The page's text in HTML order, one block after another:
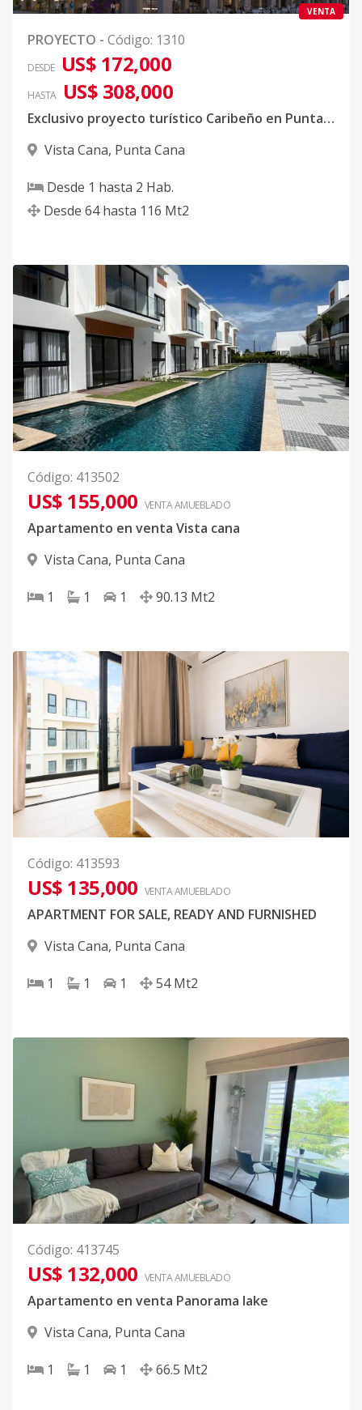
VENTA
PROYECTO - Código: 1310
DESDE US$ 172,000
HASTA US$ 308,000
Exclusivo proyecto turístico Caribeño en Punta Cana
Vista Cana, Punta Cana
Desde 1 hasta 2 Hab.
Desde 64 hasta 116 Mt2
Código: 413502
US$ 155,000 VENTA AMUEBLADO
Apartamento en venta Vista cana
Vista Cana, Punta Cana
1 1 1 90.13 Mt2
Código: 413593
US$ 135,000 VENTA AMUEBLADO
APARTMENT FOR SALE, READY AND FURNISHED
Vista Cana, Punta Cana
1 1 1 54 Mt2
Código: 413745
US$ 132,000 VENTA AMUEBLADO
Apartamento en venta Panorama lake
Vista Cana, Punta Cana
1 1 1 66.5 Mt2